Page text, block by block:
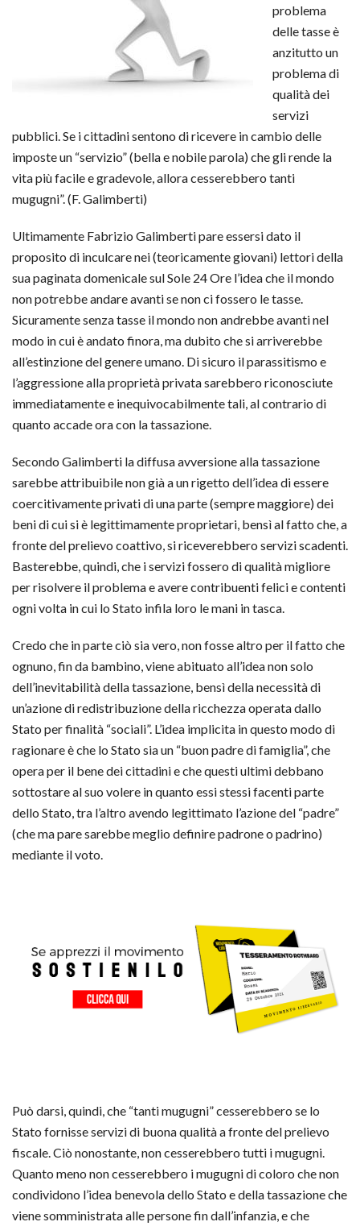
problema
delle tasse è
anzitutto un
problema di
qualità dei
servizi
pubblici. Se i cittadini sentono di ricevere in cambio delle
imposte un “servizio” (bella e nobile parola) che gli rende la
vita più facile e gradevole, allora cesserebbero tanti
mugugni”. (F. Galimberti)
Ultimamente Fabrizio Galimberti pare essersi dato il
proposito di inculcare nei (teoricamente giovani) lettori della
sua paginata domenicale sul Sole 24 Ore l’idea che il mondo
non potrebbe andare avanti se non ci fossero le tasse.
Sicuramente senza tasse il mondo non andrebbe avanti nel
modo in cui è andato finora, ma dubito che si arriverebbe
all’estinzione del genere umano. Di sicuro il parassitismo e
l’aggressione alla proprietà privata sarebbero riconosciute
immediatamente e inequivocabilmente tali, al contrario di
quanto accade ora con la tassazione.
Secondo Galimberti la diffusa avversione alla tassazione
sarebbe attribuibile non già a un rigetto dell’idea di essere
coercitivamente privati di una parte (sempre maggiore) dei
beni di cui si è legittimamente proprietari, bensì al fatto che, a
fronte del prelievo coattivo, si riceverebbero servizi scadenti.
Basterebbe, quindi, che i servizi fossero di qualità migliore
per risolvere il problema e avere contribuenti felici e contenti
ogni volta in cui lo Stato infila loro le mani in tasca.
Credo che in parte ciò sia vero, non fosse altro per il fatto che
ognuno, fin da bambino, viene abituato all’idea non solo
dell’inevitabilità della tassazione, bensì della necessità di
un’azione di redistribuzione della ricchezza operata dallo
Stato per finalità “sociali”. L’idea implicita in questo modo di
ragionare è che lo Stato sia un “buon padre di famiglia”, che
opera per il bene dei cittadini e che questi ultimi debbano
sottostare al suo volere in quanto essi stessi facenti parte
dello Stato, tra l’altro avendo legittimato l’azione del “padre”
(che ma pare sarebbe meglio definire padrone o padrino)
mediante il voto.
Può darsi, quindi, che “tanti mugugni” cesserebbero se lo
Stato fornisse servizi di buona qualità a fronte del prelievo
fiscale. Ciò nonostante, non cesserebbero tutti i mugugni.
Quanto meno non cesserebbero i mugugni di coloro che non
condividono l’idea benevola dello Stato e della tassazione che
viene somministrata alle persone fin dall’infanzia, e che